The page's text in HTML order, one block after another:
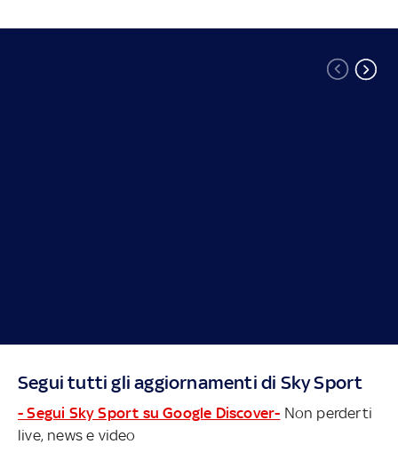
Segui tutti gli aggiornamenti di Sky Sport
- Segui Sky Sport su Google Discover- Non perderti
live, news e video